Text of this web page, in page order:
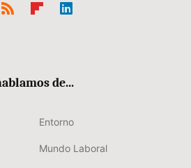
de...
Entorno
Mundo Laboral